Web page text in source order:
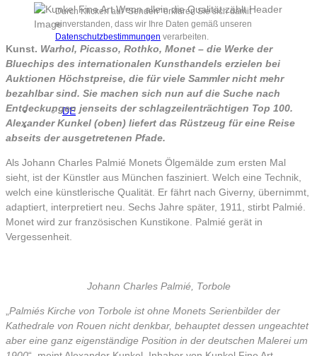
Durch Klicken auf "Senden" erklären Sie sich damit
einverstanden, dass wir Ihre Daten gemäß unseren
Datenschutzbestimmungen verarbeiten.
DE
Kunst. Warhol, Picasso, Rothko, Monet – die Werke der
Bluechips des internationalen Kunsthandels erzielen bei
Auktionen Höchstpreise, die für viele Sammler nicht mehr
bezahlbar sind. Sie machen sich nun auf die Suche nach
Entdeckungen jenseits der schlagzeilenträchtigen Top 100.
Alexander Kunkel (oben) liefert das Rüstzeug für eine Reise
abseits der ausgetretenen Pfade.
Als Johann Charles Palmié Monets Ölgemälde zum ersten Mal
sieht, ist der Künstler aus München fasziniert. Welch eine Technik,
welch eine künstlerische Qualität. Er fährt nach Giverny, übernimmt,
adaptiert, interpretiert neu. Sechs Jahre später, 1911, stirbt Palmié.
Monet wird zur französischen Kunstikone. Palmié gerät in
Vergessenheit.
Johann Charles Palmié, Torbole
Palmiés Kirche von Torbole ist ohne Monets Serienbilder der
Kathedrale von Rouen nicht denkbar, behauptet dessen ungeachtet
aber eine ganz eigenständige Position in der deutschen Malerei um